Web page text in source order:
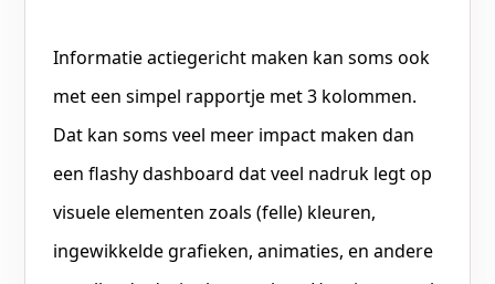
Informatie actiegericht maken kan soms ook
met een simpel rapportje met 3 kolommen.
Dat kan soms veel meer impact maken dan
een flashy dashboard dat veel nadruk legt op
visuele elementen zoals (felle) kleuren,
ingewikkelde grafieken, animaties, en andere